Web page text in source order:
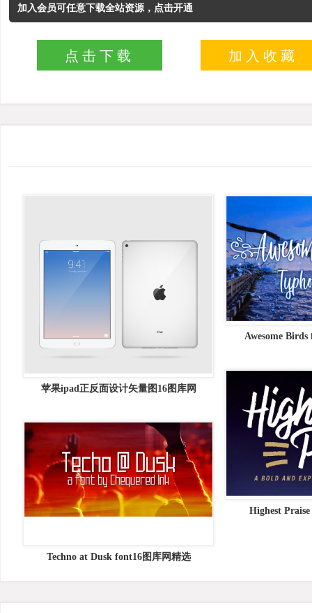
加入会员可任意下载全站资源，点击开通
点击下载 加入收藏
苹果ipad正反面设计矢量图16图库网
Awesome
Highest
Techno at Dusk font16图库网精选